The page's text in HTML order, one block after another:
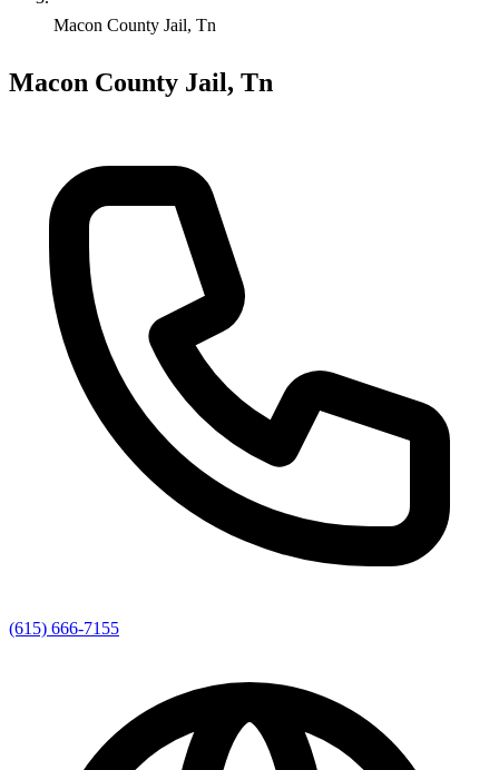
Macon County Jail, Tn
Macon County Jail, Tn
(615) 666-7155